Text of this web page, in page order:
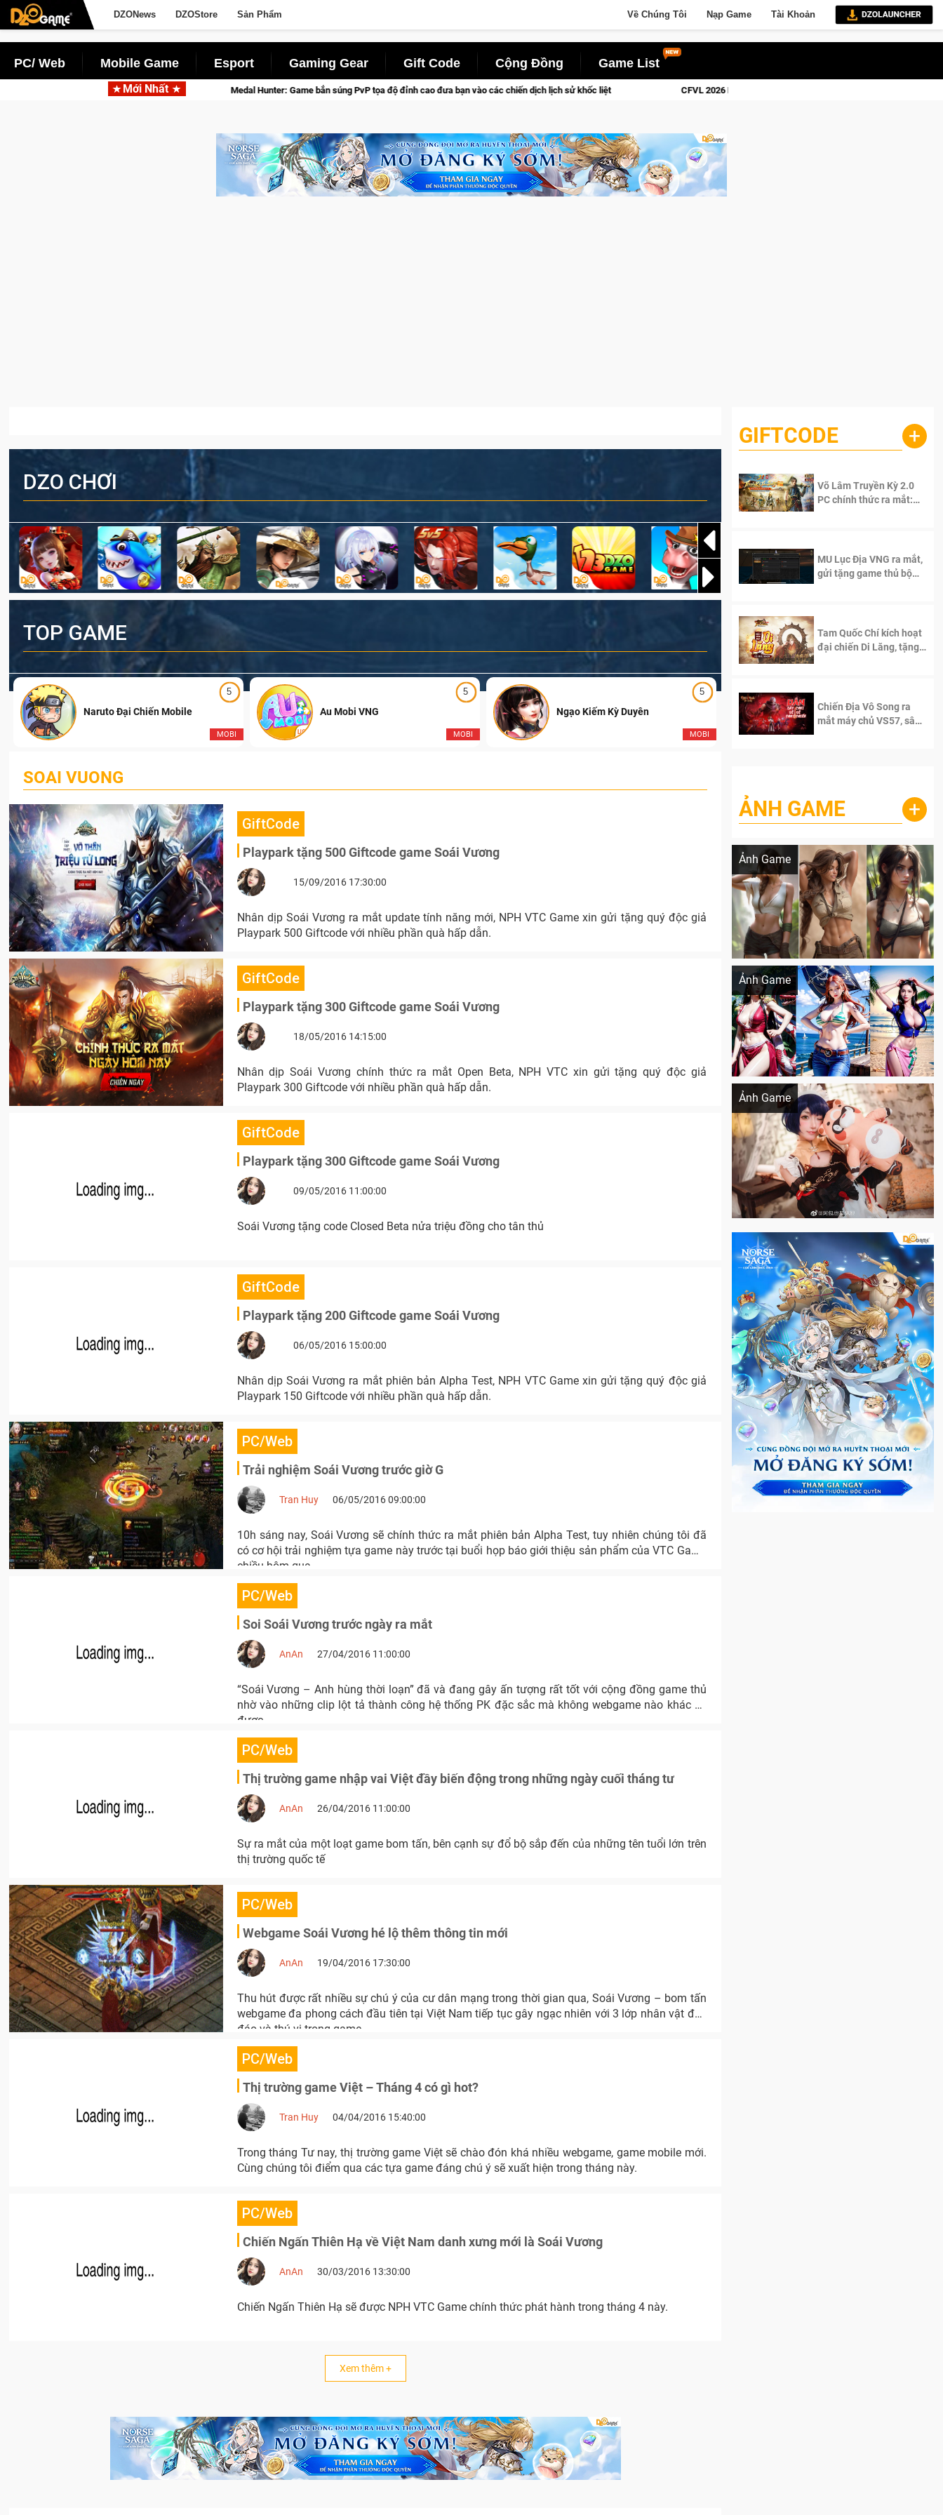
DZONews DZOStore Sản Phẩm Về Chúng Tôi Nạp Game Tài Khoản
PC/ Web Mobile Game Esport Gaming Gear Gift Code Cộng Đồng Game List
Mới Nhất
Medal Hunter: Game bắn súng PvP tọa độ đỉnh cao đưa bạn vào các chiến dịch lịch sử khốc liệt CFVL 2026 Mùa 2 khép lại với hành trình đầy cảm xúc, Team Falcons lên ngôi vô địch
DZO CHƠI
TOP GAME
5
MOBI
Naruto Đại Chiến Mobile
5
MOBI
Au Mobi VNG
5
MOBI
Ngạo Kiếm Kỳ Duyên Ngạo Thiên Mobile
SOAI VUONG
GiftCode
Playpark tặng 500 Giftcode game Soái Vương
15/09/2016 17:30:00
Nhân dịp Soái Vương ra mắt update tính năng mới, NPH VTC Game xin gửi tặng quý độc giả
Playpark 500 Giftcode với nhiều phần quà hấp dẫn.
GiftCode
Playpark tặng 300 Giftcode game Soái Vương
18/05/2016 14:15:00
Nhân dịp Soái Vương chính thức ra mắt Open Beta, NPH VTC xin gửi tặng quý độc giả
Playpark 300 Giftcode với nhiều phần quà hấp dẫn.
GiftCode
Playpark tặng 300 Giftcode game Soái Vương
09/05/2016 11:00:00
Soái Vương tặng code Closed Beta nửa triệu đồng cho tân thủ
GiftCode
Playpark tặng 200 Giftcode game Soái Vương
06/05/2016 15:00:00
Nhân dịp Soái Vương ra mắt phiên bản Alpha Test, NPH VTC Game xin gửi tặng quý độc giả
Playpark 150 Giftcode với nhiều phần quà hấp dẫn.
PC/Web
Trải nghiệm Soái Vương trước giờ G
Tran Huy 06/05/2016 09:00:00
10h sáng nay, Soái Vương sẽ chính thức ra mắt phiên bản Alpha Test, tuy nhiên chúng tôi đã
có cơ hội trải nghiệm tựa game này trước tại buổi họp báo giới thiệu sản phẩm của VTC Game
chiều hôm qua.
PC/Web
Soi Soái Vương trước ngày ra mắt
AnAn 27/04/2016 11:00:00
“Soái Vương – Anh hùng thời loạn” đã và đang gây ấn tượng rất tốt với cộng đồng game thủ
nhờ vào những clip lột tả thành công hệ thống PK đặc sắc mà không webgame nào khác có
được.
PC/Web
Thị trường game nhập vai Việt đầy biến động trong những ngày cuối tháng tư
AnAn 26/04/2016 11:00:00
Sự ra mắt của một loạt game bom tấn, bên cạnh sự đổ bộ sắp đến của những tên tuổi lớn trên
thị trường quốc tế
PC/Web
Webgame Soái Vương hé lộ thêm thông tin mới
AnAn 19/04/2016 17:30:00
Thu hút được rất nhiều sự chú ý của cư dân mạng trong thời gian qua, Soái Vương – bom tấn
webgame đa phong cách đầu tiên tại Việt Nam tiếp tục gây ngạc nhiên với 3 lớp nhân vật độc
đáo và thú vị trong game.
PC/Web
Thị trường game Việt – Tháng 4 có gì hot?
Tran Huy 04/04/2016 15:40:00
Trong tháng Tư nay, thị trường game Việt sẽ chào đón khá nhiều webgame, game mobile mới.
Cùng chúng tôi điểm qua các tựa game đáng chú ý sẽ xuất hiện trong tháng này.
PC/Web
Chiến Ngấn Thiên Hạ về Việt Nam danh xưng mới là Soái Vương
AnAn 30/03/2016 13:30:00
Chiến Ngấn Thiên Hạ sẽ được NPH VTC Game chính thức phát hành trong tháng 4 này.
Xem thêm +
GIFTCODE +
Võ Lâm Truyền Kỳ 2.0
PC chính thức ra mắt:
MU Lục Địa VNG ra mắt,
gửi tặng game thủ bộ
Tam Quốc Chí kích hoạt
đại chiến Di Lăng, tặng
Chiến Địa Vô Song ra
mắt máy chủ VS57, sân
ẢNH GAME +
Ảnh Game
Lala Croft vừa nóng vừa xinh dưới nét vẽ
Ảnh Game
Khi AI Cosplay gái đẹp One Piece
Ảnh Game
Cosplay Xiangling siêu cute